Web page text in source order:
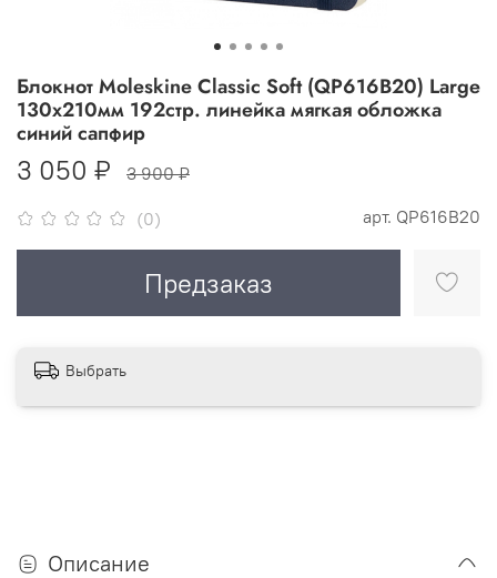
(0) арт. QP616B20
Блокнот Moleskine Classic Soft (QP616B20) Large
130х210мм 192стр. линейка мягкая обложка
синий сапфир
3 050 ₽ 3 900 ₽
Предзаказ
Выбрать
Описание